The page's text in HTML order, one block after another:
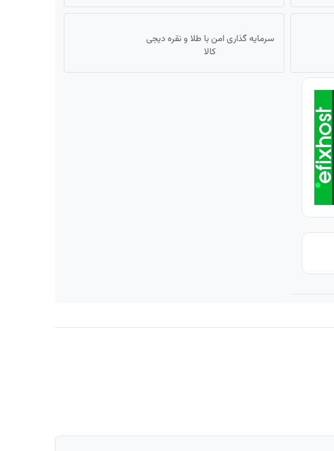
سرمایه گذاری امن با طلا و نقره دیجی
کالا